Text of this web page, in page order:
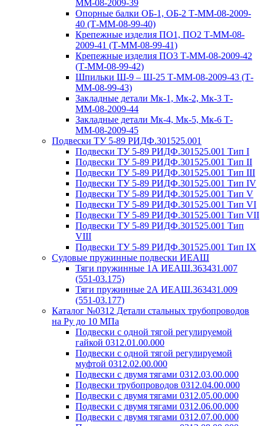
ММ-08-2009-39
Опорные балки ОБ-1, ОБ-2 Т-ММ-08-2009-
40 (Т-ММ-08-99-40)
Крепежные изделия ПО1, ПО2 Т-ММ-08-
2009-41 (Т-ММ-08-99-41)
Крепежные изделия ПО3 Т-ММ-08-2009-42
(Т-ММ-08-99-42)
Шпильки Ш-9 – Ш-25 Т-ММ-08-2009-43 (Т-
ММ-08-99-43)
Закладные детали Мк-1, Мк-2, Мк-3 Т-
ММ-08-2009-44
Закладные детали Мк-4, Мк-5, Мк-6 Т-
ММ-08-2009-45
Подвески ТУ 5-89 РИДФ.301525.001
Подвески ТУ 5-89 РИДФ.301525.001 Тип I
Подвески ТУ 5-89 РИДФ.301525.001 Тип II
Подвески ТУ 5-89 РИДФ.301525.001 Тип III
Подвески ТУ 5-89 РИДФ.301525.001 Тип IV
Подвески ТУ 5-89 РИДФ.301525.001 Тип V
Подвески ТУ 5-89 РИДФ.301525.001 Тип VI
Подвески ТУ 5-89 РИДФ.301525.001 Тип VII
Подвески ТУ 5-89 РИДФ.301525.001 Тип
VIII
Подвески ТУ 5-89 РИДФ.301525.001 Тип IX
Судовые пружинные подвески ИЕАШ
Тяги пружинные 1А ИЕАШ.363431.007
(551-03.175)
Тяги пружинные 2А ИЕАШ.363431.009
(551-03.177)
Каталог №0312 Детали стальных трубопроводов
на Ру до 10 МПа
Подвески с одной тягой регулируемой
гайкой 0312.01.00.000
Подвески с одной тягой регулируемой
муфтой 0312.02.00.000
Подвески с двумя тягами 0312.03.00.000
Подвески трубопроводов 0312.04.00.000
Подвески с двумя тягами 0312.05.00.000
Подвески с двумя тягами 0312.06.00.000
Подвески с двумя тягами 0312.07.00.000